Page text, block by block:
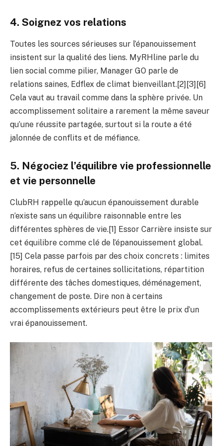
4. Soignez vos relations
Toutes les sources sérieuses sur l’épanouissement
insistent sur la qualité des liens. MyRHline parle du
lien social comme pilier, Manager GO parle de
relations saines, Edflex de climat bienveillant.[2][3][6]
Cela vaut au travail comme dans la sphère privée. Un
accomplissement solitaire a rarement la même saveur
qu’une réussite partagée, surtout si la route a été
jalonnée de conflits et de méfiance.
5. Négociez l’équilibre vie professionnelle
et vie personnelle
ClubRH rappelle qu’aucun épanouissement durable
n’existe sans un équilibre raisonnable entre les
différentes sphères de vie.[1] Essor Carrière insiste sur
cet équilibre comme clé de l’épanouissement global.
[15] Cela passe parfois par des choix concrets : limites
horaires, refus de certaines sollicitations, répartition
différente des tâches domestiques, déménagement,
changement de poste. Dire non à certains
accomplissements extérieurs peut être le prix d’un
vrai épanouissement.